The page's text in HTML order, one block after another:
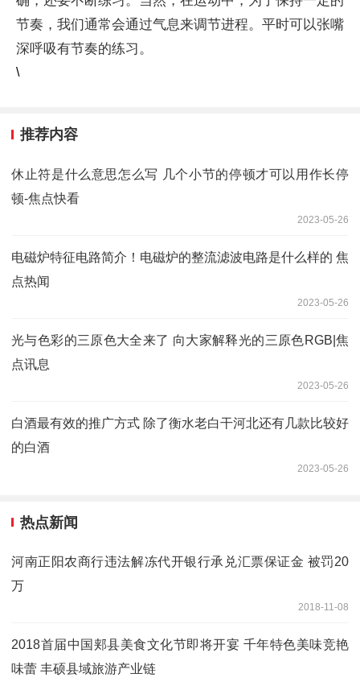
节奏，我们通常会通过气息来调节进程。平时可以张嘴
深呼吸有节奏的练习。
\
推荐内容
休止符是什么意思怎么写 几个小节的停顿才可以用作长停
顿-焦点快看
2023-05-26
电磁炉特征电路简介！电磁炉的整流滤波电路是什么样的 焦
点热闻
2023-05-26
光与色彩的三原色大全来了 向大家解释光的三原色RGB|焦
点讯息
2023-05-26
白酒最有效的推广方式 除了衡水老白干河北还有几款比较好
的白酒
2023-05-26
热点新闻
河南正阳农商行违法解冻代开银行承兑汇票保证金 被罚20
万
2018-11-08
2018首届中国郏县美食文化节即将开宴 千年特色美味竞艳
味蕾 丰硕县域旅游产业链